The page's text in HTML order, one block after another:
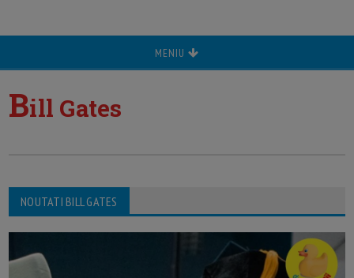
MENIU
Bill Gates
NOUTATI BILL GATES